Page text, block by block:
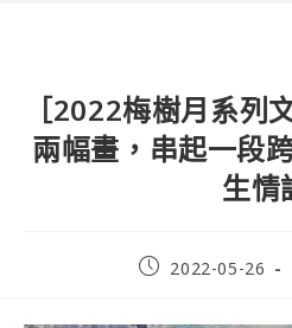
［2022梅樹月系列
兩幅畫，串起一段
生情
2022-05-26